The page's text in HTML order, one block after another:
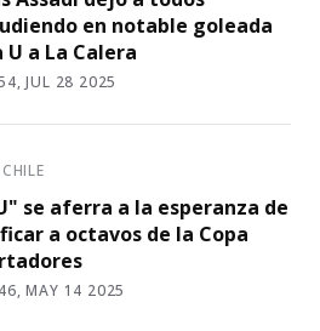
en notable goleada
U a La Calera
JUL 28 2025
se aferra a la esperanza de
a octavos de la Copa
MAY 14 2025